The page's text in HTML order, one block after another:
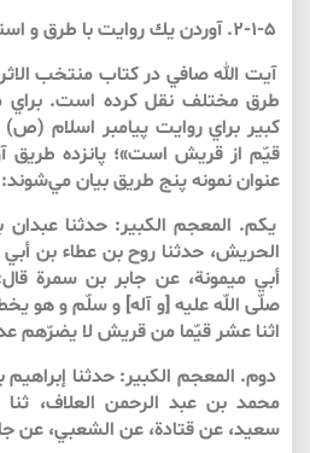
۲-۱-۵. آوردن يك روايت با طرق و اسناد مختلف
آيت الله صافي در كتاب منتخب
طرق مختلف نقل كرده است. براي
كبير براي روايت پيامبر اسلام (ص)
قيّم از قريش است»؛ پانزده طريق
عنوان نمونه پنج طريق بيان مي‌‌شوند:
يكم. المعجم الكبير: حدثنا عبدان
الحريش، حدثنا روح بن عطاء بن
أبي ميمونة، عن جابر بن سمرة
صلّى اللّه عليه [و آله‏] و سلّم و هو
اثنا عشر قيّما من قريش لا يضرّهم
دوم. المعجم الكبير: حدثنا
محمد بن عبد الرحمن العلاف،
سعيد، عن قتادة، عن الشعبي، عن